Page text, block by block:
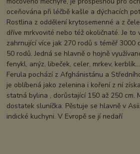
oceňována při léčbě kašle a dýchacích
Rostlina z oddělení krytosemenné a z
dříve mrkvovité nebo též okoličnaté. Je to
zahrnující více jak 270 rodů s téměř 3000
50 rodů. Jedná se hlavně o hojně
fenykl, anýz, libeček, celer, mrkev,
Ferula pochází z Afghánistánu a
je oblíbená jako zelenina i koření z ní
statná bylina , dorůstající 150 až 250 cm.
dostatek sluníčka. Pěstuje se hlavně v
indické kuchyni. V Evropě se jí nedaří